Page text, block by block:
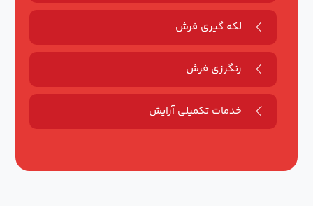
لکه گیری فرش
رنگرزی فرش
خدمات تکمیلی آرایش